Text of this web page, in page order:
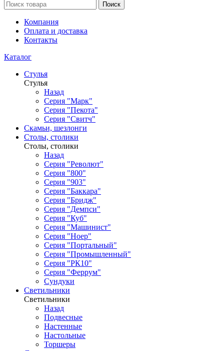
Поиск
Компания
Оплата и доставка
Контакты
Каталог
Стулья
Стулья
Назад
Серия "Марк"
Серия "Пекота"
Серия "Свитч"
Скамьи, шезлонги
Столы, столики
Столы, столики
Назад
Серия "Револют"
Серия "800"
Серия "903"
Серия "Баккара"
Серия "Бридж"
Серия "Демпси"
Серия "Куб"
Серия "Машинист"
Серия "Ноер"
Серия "Портальный"
Серия "Промышленный"
Серия "РК10"
Серия "Феррум"
Сундуки
Светильники
Светильники
Назад
Подвесные
Настенные
Настольные
Торшеры